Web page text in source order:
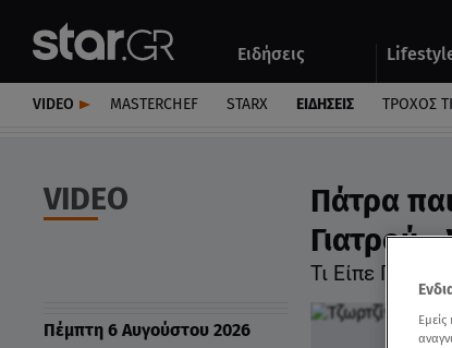
Ειδήσεις
Αυτοκίνητο
VIDEO MASTERCHEF STARX ΕΙΔΉΣΕΙΣ ΤΡΟΧΌΣ
VIDEO
Πάτρα
Γιατρού
Τι Είπε Για Τα
Πέμπτη 6 Αυγούστου 2026 Εμείς